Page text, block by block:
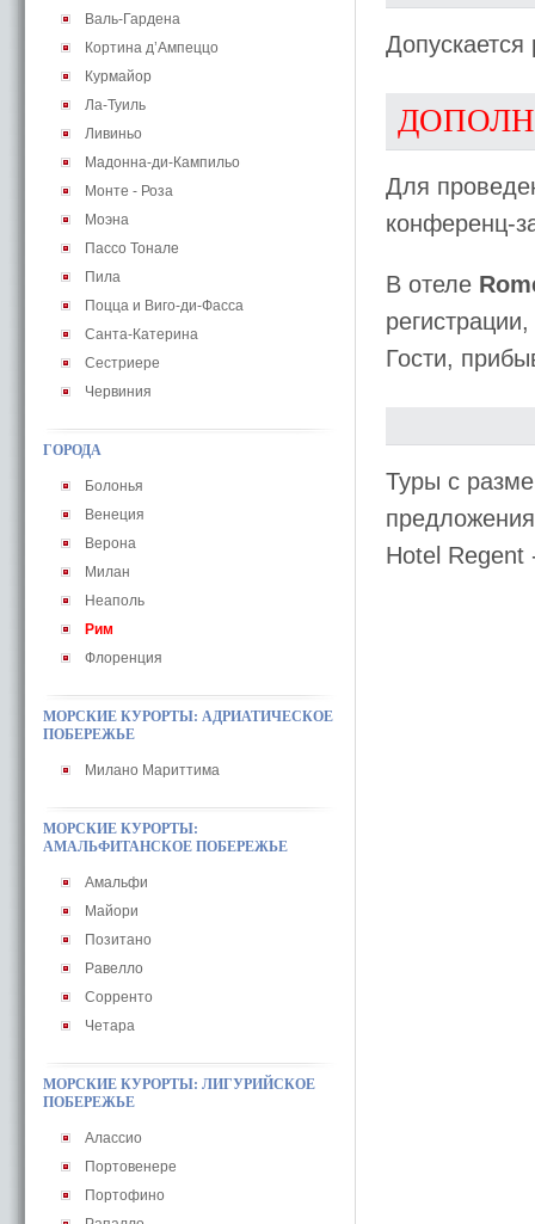
Валь-Гардена
Кортина д’Ампеццо
Курмайор
Ла-Туиль
Ливиньо
Мадонна-ди-Кампильо
Монте - Роза
Моэна
Пассо Тонале
Пила
Поцца и Виго-ди-Фасса
Санта-Катерина
Сестриере
Червиния
ГОРОДА
Болонья
Венеция
Верона
Милан
Неаполь
Рим
Флоренция
МОРСКИЕ КУРОРТЫ: АДРИАТИЧЕСКОЕ
ПОБЕРЕЖЬЕ
Милано Мариттима
МОРСКИЕ КУРОРТЫ:
АМАЛЬФИТАНСКОЕ ПОБЕРЕЖЬЕ
Амальфи
Майори
Позитано
Равелло
Сорренто
Четара
МОРСКИЕ КУРОРТЫ: ЛИГУРИЙСКОЕ
ПОБЕРЕЖЬЕ
Алассио
Портовенере
Портофино
Для
конференц-
В отеле
Гости,
Туры с
Hotel Regent